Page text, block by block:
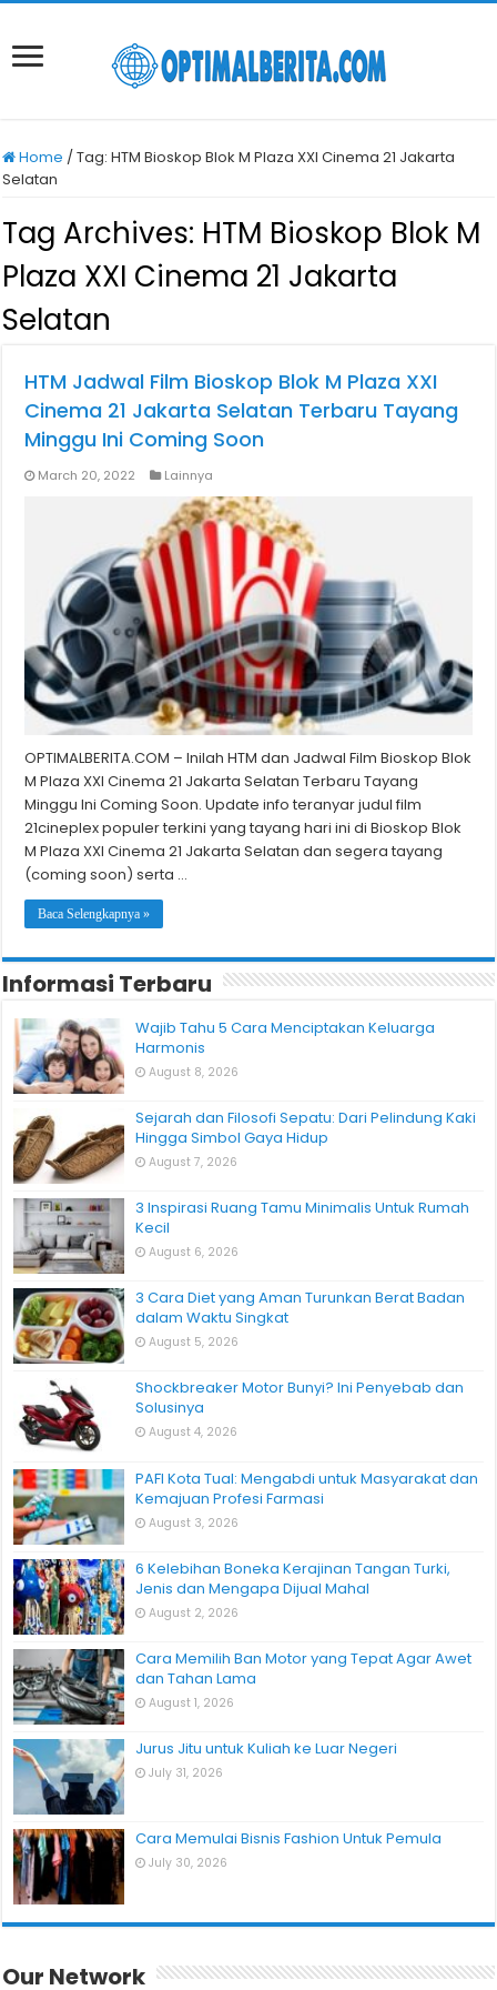
Home /Tag:HTM Bioskop Blok M Plaza XXI Cinema 21 Jakarta
Selatan
Tag Archives: HTM Bioskop Blok M
Plaza XXI Cinema 21 Jakarta
Selatan
HTM Jadwal Film Bioskop Blok M Plaza XXI
Cinema 21 Jakarta Selatan Terbaru Tayang
Minggu Ini Coming Soon
March 20, 2022 Lainnya
OPTIMALBERITA.COM – Inilah HTM dan Jadwal Film Bioskop Blok
M Plaza XXI Cinema 21 Jakarta Selatan Terbaru Tayang
Minggu Ini Coming Soon. Update info teranyar judul film
21cineplex populer terkini yang tayang hari ini di Bioskop Blok
M Plaza XXI Cinema 21 Jakarta Selatan dan segera tayang
(coming soon) serta …
Baca Selengkapnya »
Informasi Terbaru
Wajib Tahu 5 Cara Menciptakan Keluarga
Harmonis
August 8, 2026
Sejarah dan Filosofi Sepatu: Dari Pelindung Kaki
Hingga Simbol Gaya Hidup
August 7, 2026
3 Inspirasi Ruang Tamu Minimalis Untuk Rumah
Kecil
August 6, 2026
3 Cara Diet yang Aman Turunkan Berat Badan
dalam Waktu Singkat
August 5, 2026
Shockbreaker Motor Bunyi? Ini Penyebab dan
Solusinya
August 4, 2026
PAFI Kota Tual: Mengabdi untuk Masyarakat dan
Kemajuan Profesi Farmasi
August 3, 2026
6 Kelebihan Boneka Kerajinan Tangan Turki,
Jenis dan Mengapa Dijual Mahal
August 2, 2026
Cara Memilih Ban Motor yang Tepat Agar Awet
dan Tahan Lama
August 1, 2026
Jurus Jitu untuk Kuliah ke Luar Negeri
July 31, 2026
Cara Memulai Bisnis Fashion Untuk Pemula
July 30, 2026
Our Network